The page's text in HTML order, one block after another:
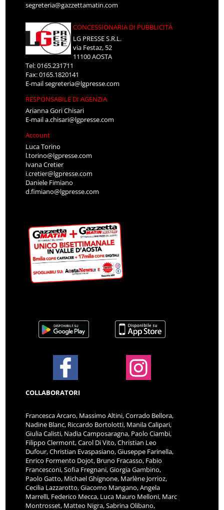
segreteria@gazzettamatin.com
CONCESSIONARIA DI PUBBLICITÀ
LG PRESSE S.R.L.
via Festaz, 52
11100 AOSTA
Tel: 0165.231711
Fax: 0165.1820141
E-mailsegreteria@lgpresse.com
RESPONSABILE DI AGENZIA
Arianna Gori Chisari
E-maila.chisari@lgpresse.com
Account
Luca Torino
l.torino@lgpresse.com
Ivana Cretier
i.cretier@lgpresse.com
Daniele Fimiano
d.fimiano@lgpresse.com
COLLABORATORI
Francesca Arcaro, Massimo Altini, Corrado Bellora,
Nadine Blanc, Riccardo Bortolotti, Manila Calipari,
Giulia Calisti, Nadia Camposaragna, Paolo Ciambi,
Filippo Clermont, Carol Di Vito, Christian Leo
Dufour, Christian Evaspasiano, Giuseppe Farinella,
Enrico Formento Dojot, Bruno Fracasso, Fabio
Francesconi, Sofia Fregnani, Giorgia Gambino,
Paolo Gatto, Michael Ghignone, Marlène Jorrioz,
Cecilia Lazzarotto, Giacomo Mangano, Angela
Marrelli, Federico Mecca, Luca Mauro Melloni, Marc
Montrosset, Matteo Nigra, Sabrina Olibano,